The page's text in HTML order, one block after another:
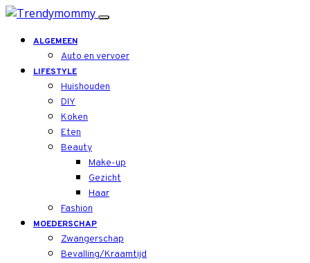
ALGEMEEN
Auto en vervoer
LIFESTYLE
Huishouden
DIY
Koken
Eten
Beauty
Make-up
Gezicht
Haar
Fashion
MOEDERSCHAP
Zwangerschap
Bevalling/Kraamtijd